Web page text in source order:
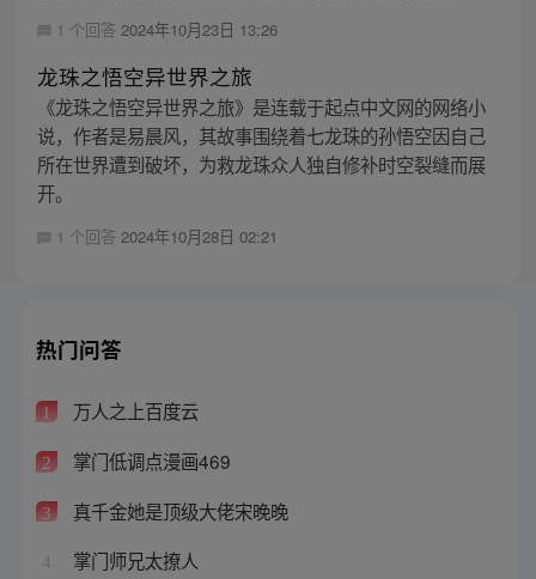
1 个回答 2024年10月23日 13:26
龙珠之悟空异世界之旅
《龙珠之悟空异世界之旅》是连载于起点中文网的网络小
说，作者是易晨风，其故事围绕着七龙珠的孙悟空因自己
所在世界遭到破坏，为救龙珠众人独自修补时空裂缝而展
开。
1 个回答 2024年10月28日 02:21
热门问答
1 万人之上百度云
2 掌门低调点漫画469
3 真千金她是顶级大佬宋晚晚
4 掌门师兄太撩人